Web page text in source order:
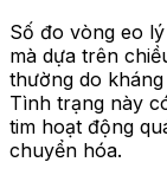
Số đo vòng eo
mà dựa trên
thường do
Tình trạng này
tim hoạt động
chuyển hóa.